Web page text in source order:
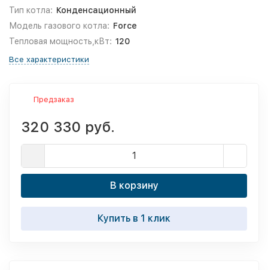
Тип котла: Конденсационный
Модель газового котла: Force
Тепловая мощность,кВт: 120
Все характеристики
Предзаказ
320 330 руб.
В корзину
Купить в 1 клик